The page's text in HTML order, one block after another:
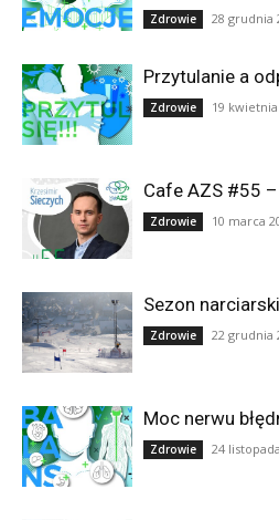
Zdrowie 28 grudnia
Przytulanie a
Zdrowie 19 kwietnia
Cafe AZS #55
Zdrowie 10 marca
Sezon
Zdrowie 22 grudnia
Moc nerwu
Zdrowie 24